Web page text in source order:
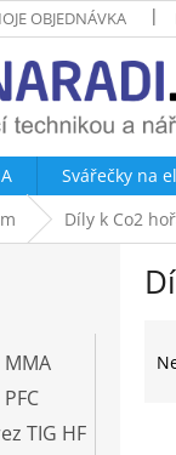
OBJEDNÁVKA
Svářečky na
Díly k Co2
TIG HF